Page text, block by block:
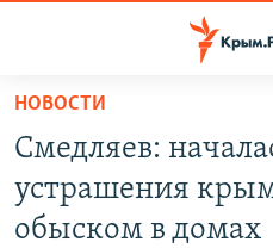
Вернуться
основному
содержанию
Вернутся
СПЕЦПРОЕКТЫ
ГРУЗ 200
ВОДА
НОВОСТИ
Смедляев:
устрашения
обыском в домах